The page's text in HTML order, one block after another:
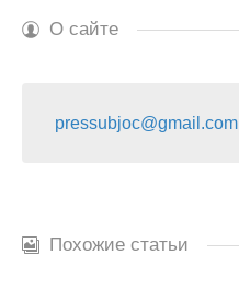
О сайте
pressubjoc@gmail.com
Похожие статьи